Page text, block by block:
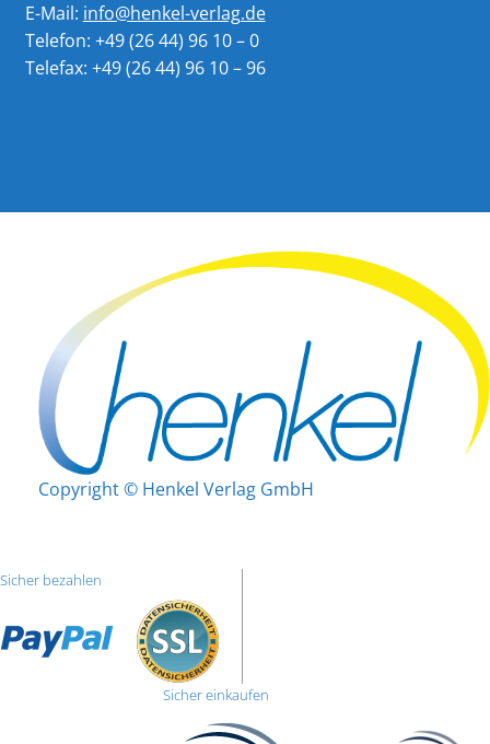
E-Mail: info@henkel-verlag.de
Telefon: +49 (26 44) 96 10 – 0
Telefax: +49 (26 44) 96 10 – 96
Copyright © Henkel Verlag GmbH
Sicher bezahlen
Sicher einkaufen